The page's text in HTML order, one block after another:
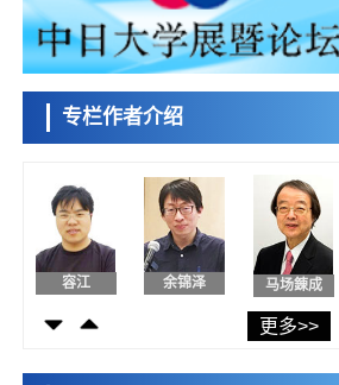
产总研无需石油利用松脂制备石墨前驱体，
可作为电池电极材料
科学研究
东京大学和海上保安厅等发现南海海槽沿线
政策
日本第2次医疗研究开发调整费，根据一线实
科学研究
千叶大学鉴定出导致难治性疾病“肺高血压症”
恶化的蛋白质“MYL9/12”，会引发血管结构恶
化科学研究
京都大学高效生成光的构成单元“光子”，可应
用于量子计算机
开发出300亿年仅误差1秒的光晶格钟，构建
经济・社会
专栏作者介绍
小岩井忠道 泷川 进
容江 余锦泽 马场錬成
更多>>